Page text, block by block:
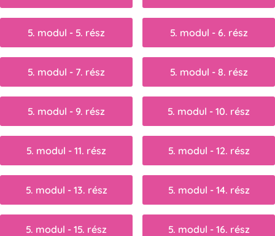
5. modul - 5. rész 5. modul - 6. rész
5. modul - 7. rész 5. modul - 8. rész
5. modul - 9. rész 5. modul - 10. rész
5. modul - 11. rész 5. modul - 12. rész
5. modul - 13. rész 5. modul - 14. rész
5. modul - 15. rész 5. modul - 16. rész